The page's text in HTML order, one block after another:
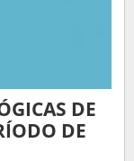
DE
DE